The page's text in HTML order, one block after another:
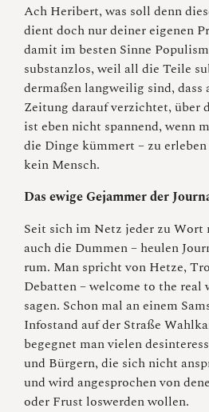
Ach Heribert, was soll denn
dient doch nur deiner eigenen
damit im besten Sinne
substanzlos, weil all die Teile
dermaßen langweilig sind, dass
Zeitung darauf verzichtet, über
ist eben nicht spannend, wenn
die Dinge kümmert – zu
kein Mensch.
Das ewige Gejammer der
Seit sich im Netz jeder zu Wort
auch die Dummen – heulen
rum. Man spricht von Hetze,
Debatten – welcome to the real
sagen. Schon mal an einem
Infostand auf der Straße
begegnet man vielen
und Bürgern, die sich nicht
und wird angesprochen von
oder Frust loswerden wollen.